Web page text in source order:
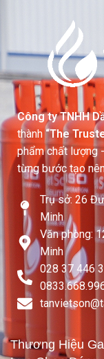
Công ty TNHH
thành “The
phẩm chất lượng
từng bước tạo
Trụ sở: 26
Minh
Văn phòng:
Minh
028 37 446
Thương Hiệu